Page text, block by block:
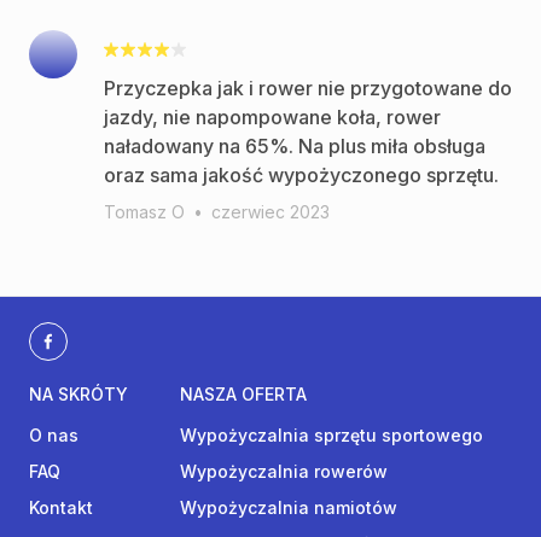
Przyczepka jak i rower nie przygotowane do
jazdy, nie napompowane koła, rower
naładowany na 65%. Na plus miła obsługa
oraz sama jakość wypożyczonego sprzętu.
Tomasz O • czerwiec 2023
NA SKRÓTY
O nas
FAQ
Kontakt
NASZA OFERTA
Wypożyczalnia sprzętu sportowego
Wypożyczalnia rowerów
Wypożyczalnia namiotów